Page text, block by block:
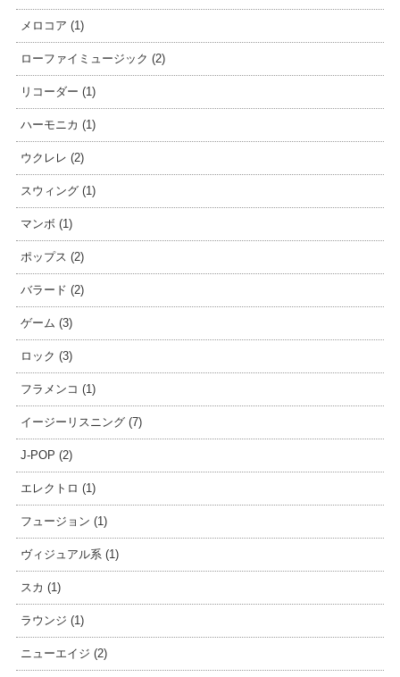
メロコア (1)
ローファイミュージック (2)
リコーダー (1)
ハーモニカ (1)
ウクレレ (2)
スウィング (1)
マンボ (1)
ポップス (2)
バラード (2)
ゲーム (3)
ロック (3)
フラメンコ (1)
イージーリスニング (7)
J-POP (2)
エレクトロ (1)
フュージョン (1)
ヴィジュアル系 (1)
スカ (1)
ラウンジ (1)
ニューエイジ (2)